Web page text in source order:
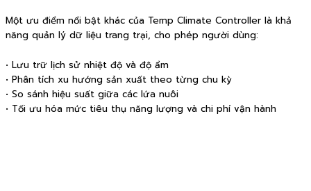
Một ưu điểm nổi bật khác của Temp Climate Controller là khả
năng quản lý dữ liệu trang trại, cho phép người dùng:
• Lưu trữ lịch sử nhiệt độ và độ ẩm
• Phân tích xu hướng sản xuất theo từng chu kỳ
• So sánh hiệu suất giữa các lứa nuôi
• Tối ưu hóa mức tiêu thụ năng lượng và chi phí vận hành